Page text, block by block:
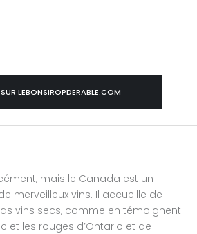
LEBONSIROPDERABLE.COM
mais le Canada est un
merveilleux vins. Il accueille de
vins secs, comme en témoignent
et les rouges d’Ontario et de